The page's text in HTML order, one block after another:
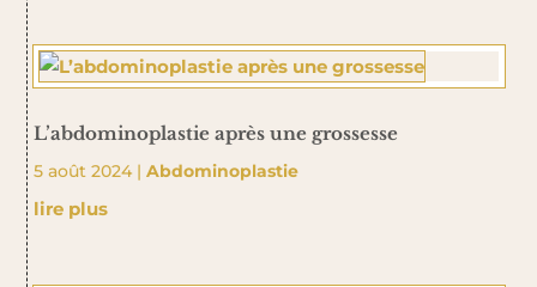
L’abdominoplastie après une grossesse
5 août 2024| Abdominoplastie
lire plus